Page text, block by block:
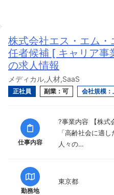
株式会社エス・エム
任者候補 [ キャリア
の求人情報
メディカル,人材,SaaS
正社員 副業：可 会社規模
仕事内容
?事業内容 【株式
「高齢社会に適
人々の…
勤務地
東京都